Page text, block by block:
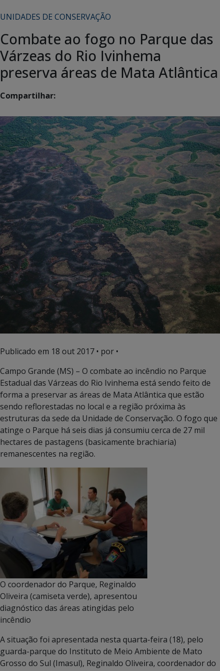
UNIDADES DE CONSERVAÇÃO
Combate ao fogo no Parque das
Várzeas do Rio Ivinhema
preserva áreas de Mata Atlântica
Compartilhar:
Publicado em 18 out 2017 • por •
Campo Grande (MS) – O combate ao incêndio no Parque
Estadual das Várzeas do Rio Ivinhema está sendo feito de
forma a preservar as áreas de Mata Atlântica que estão
sendo reflorestadas no local e a região próxima às
estruturas da sede da Unidade de Conservação. O fogo que
atinge o Parque há seis dias já consumiu cerca de 27 mil
hectares de pastagens (basicamente brachiaria)
remanescentes na região.
O coordenador do Parque, Reginaldo
Oliveira (camiseta verde), apresentou
diagnóstico das áreas atingidas pelo
incêndio
A situação foi apresentada nesta quarta-feira (18), pelo
guarda-parque do Instituto de Meio Ambiente de Mato
Grosso do Sul (Imasul), Reginaldo Oliveira, coordenador do